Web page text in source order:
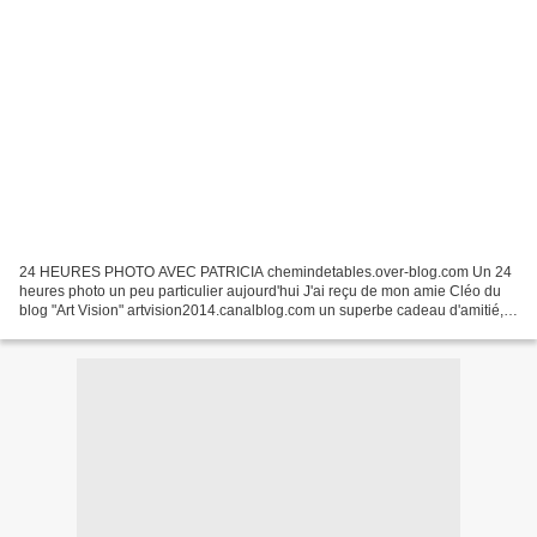
24 HEURES PHOTO AVEC PATRICIA chemindetables.over-blog.com Un 24
heures photo un peu particulier aujourd'hui J'ai reçu de mon amie Cléo du
blog "Art Vision" artvision2014.canalblog.com un superbe cadeau d'amitié,